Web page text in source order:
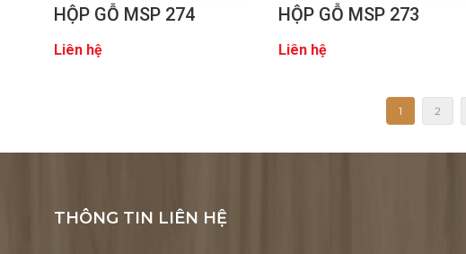
HỘP GỖ MSP 274
Liên hệ
HỘP GỖ MSP 273
Liên hệ
1 2
THÔNG TIN LIÊN HỆ